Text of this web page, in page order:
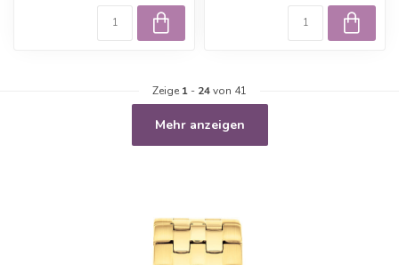
Zeige 1 - 24von 41
Mehr anzeigen